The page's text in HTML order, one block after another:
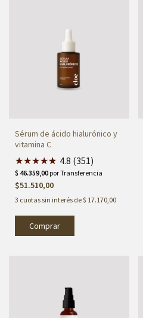
Sérum de ácido hialurónico y
vitamina C
★★★★★
★ 4.8 (351)
$51.510,00
3 cuotas sin interés de$ 17.170,00